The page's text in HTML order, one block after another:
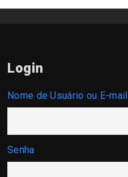
Login
Nome de Usuário ou E-mail
Senha